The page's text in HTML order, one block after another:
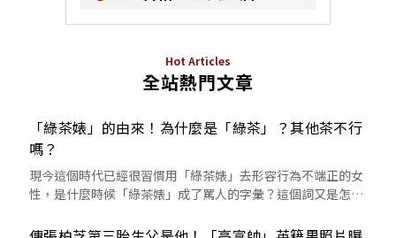
Hot Articles
全站熱門文章
「綠茶婊」的由來！為什麼是「綠茶」？其他茶不行
嗎？
現今這個時代已經很習慣用「綠茶婊」去形容行為不端正的女
性，是什麼時候「綠茶婊」成了罵人的字彙？這個詞又是怎麼